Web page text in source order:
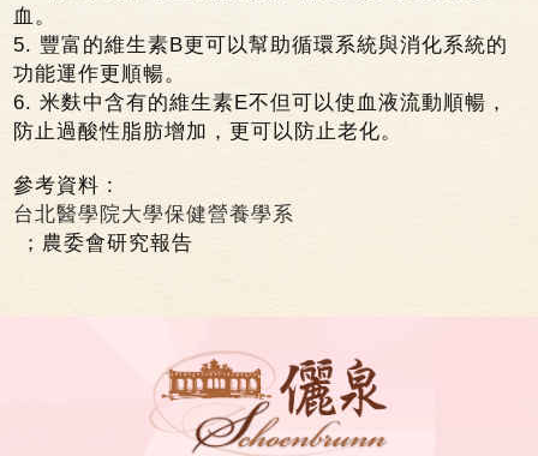
血。
5. 豐富的維生素B更可以幫助循環系統與消化系統的
功能運作更順暢。
6.米麩中含有的維生素E不但可以使血液流動順暢，
防止過酸性脂肪增加，更可以防止老化。
參考資料 :
台北醫學 院大學保健營養學系
；農委會研究報告